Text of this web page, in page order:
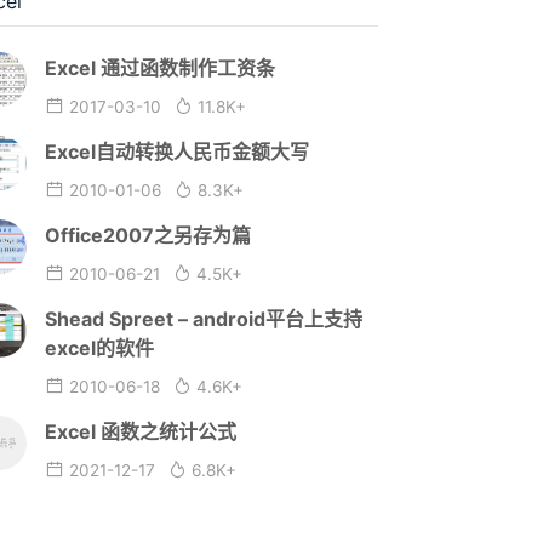
Excel 通过函数制作工资条
2017-03-10 11.8K+
Excel自动转换人民币金额大写
2010-01-06 8.3K+
Office2007之另存为篇
2010-06-21 4.5K+
Shead Spreet – android平台上支持
excel的软件
2010-06-18 4.6K+
Excel 函数之统计公式
2021-12-17 6.8K+